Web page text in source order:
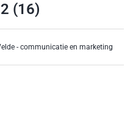
(16)
- communicatie en marketing